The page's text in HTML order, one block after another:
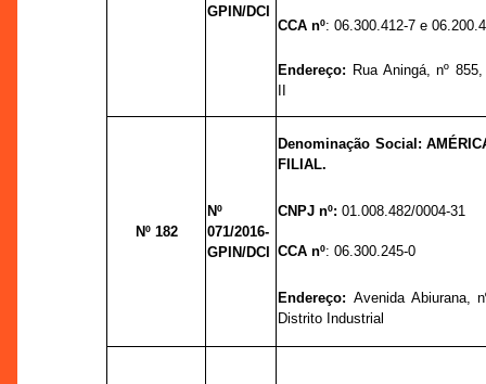
GPIN/DCI
CCA nº: 06.300.412-7 e
Endereço: Rua Aningá, nº
Nº 182
Nº
071/2016-
GPIN/DCI
Denominação Social:
FILIAL.
CNPJ nº:01.008.482/0004-31
CCA nº: 06.300.245-0
Endereço: Avenida Abiurana,
Distrito Industrial